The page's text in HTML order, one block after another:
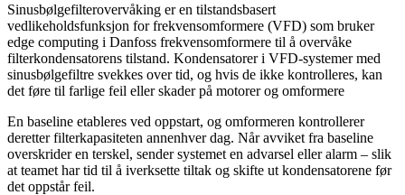
Sinusbølgefilterovervåking er en tilstandsbasert
vedlikeholdsfunksjon for frekvensomformere (VFD) som bruker
edge computing i Danfoss frekvensomformere til å overvåke
filterkondensatorens tilstand. Kondensatorer i VFD-systemer med
sinusbølgefiltre svekkes over tid, og hvis de ikke kontrolleres, kan
det føre til farlige feil eller skader på motorer og omformere
En baseline etableres ved oppstart, og omformeren kontrollerer
deretter filterkapasiteten annenhver dag. Når avviket fra baseline
overskrider en terskel, sender systemet en advarsel eller alarm – slik
at teamet har tid til å iverksette tiltak og skifte ut kondensatorene før
det oppstår feil.